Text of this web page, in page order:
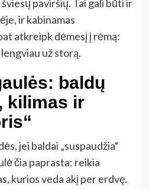
paviršių. Tai gali būti ir
ir kabinamas
atkreipk dėmesį į rėmą:
už storą.
baldų
kilimas ir
jei baldai „suspaudžia“
čia paprasta: reikia
kurios veda akį per erdvę.